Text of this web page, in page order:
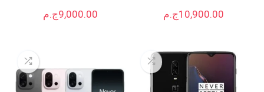
ج.م10,900.00 ج.م9,000.00